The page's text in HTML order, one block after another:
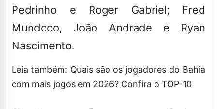
Pedrinho e Roger Gabriel; Fred
Mundoco, João Andrade e Ryan
Nascimento.
Leia também: Quais são os jogadores do Bahia
com mais jogos em 2026? Confira o TOP-10